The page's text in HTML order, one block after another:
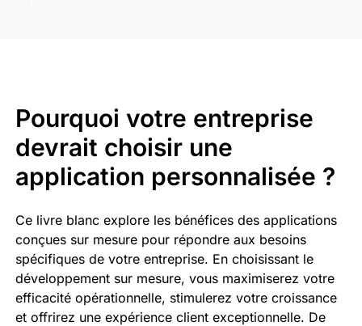
Pourquoi votre entreprise
devrait choisir une
application personnalisée ?
Ce livre blanc explore les bénéfices des applications
conçues sur mesure pour répondre aux besoins
spécifiques de votre entreprise. En choisissant le
développement sur mesure, vous maximiserez votre
efficacité opérationnelle, stimulerez votre croissance
et offrirez une expérience client exceptionnelle. De